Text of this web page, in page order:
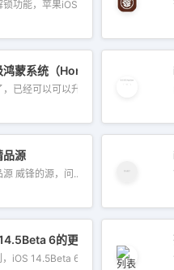
锁功能，苹果iOS15.4正式...
蒙系统（HongmengOS）教程
已经可以可以升...
为开发者预览版用户推送了
品源
威锋技术组精品源 威锋的源，问...
升级吗？6的更新内容以及升级教
iOS 14.5Beta 6先到。...